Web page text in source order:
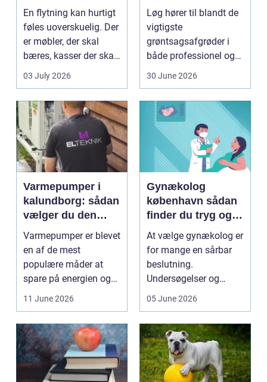
tryg og effektiv
flytning
En flytning kan hurtigt
føles uoverskuelig. Der
er møbler, der skal
bæres, kasser der skal
pakkes, o...
03 July 2026
løgavl
Løg hører til blandt de
vigtigste
grøntsagsafgrøder i
både professionel og
hobbybaseret
30 June 2026
Varmepumper i
kalundborg: sådan
vælger du den
rigtige løsning
Varmepumper er blevet
en af de mest
populære måder at
spare på energien og
få et bedre indeklima
11 June 2026
Gynækolog
københavn sådan
finder du tryg og
professionel hjælp
At vælge gynækolog er
for mange en sårbar
beslutning.
Undersøgelser og
behandlinger foregår i
05 June 2026